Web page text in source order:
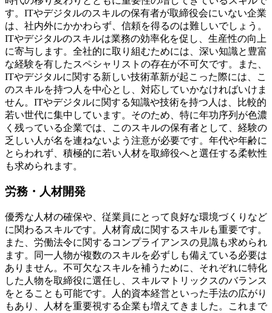
す。ITやデジタルのスキルの保有者が取締役会にいない企業
は、社内外にかかわらず、信頼を得るのは難しいでしょう。
ITやデジタルのスキルは業務の効率化を促し、生産性の向上
に寄与します。全社的に取り組むためには、深い知識と豊富
な経験を有したスペシャリストの存在が不可欠です。また、
ITやデジタルに関する新しい技術革新が起こった際には、こ
のスキルを持つ人を中心とし、対応していかなければいけま
せん。ITやデジタルに関する知識や技術を持つ人は、比較的
若い世代に集中しています。そのため、特に年功序列が色濃
く残っている企業では、このスキルの保有者として、経験の
乏しい人が名を連ねないよう注意が必要です。年代や年齢に
とらわれず、積極的に若い人材を取締役へと選任する柔軟性
も求められます。
労務・人材開発
優秀な人材の確保や、従業員にとって良好な環境づくりなど
に関わるスキルです。人材育成に関するスキルも重要です。
また、労働法令に関するコンプライアンスの見識も求められ
ます。同一人物が複数のスキルを必ずしも備えている必要は
ありません。不可欠なスキルを補うために、それぞれに特化
した人物を取締役に選任し、スキルマトリックスのバランス
をとることも可能です。人的資本経営といった手法の広がり
もあり、人材を重要視する企業も増えてきました。これまで